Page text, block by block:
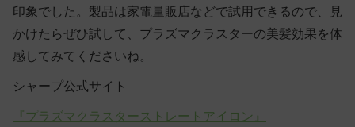
印象でした。製品は家電量販店などで試用できるので、見
かけたらぜひ試して、プラズマクラスターの美髪効果を体
感してみてくださいね。
シャープ公式サイト
『プラズマクラスターストレートアイロン』